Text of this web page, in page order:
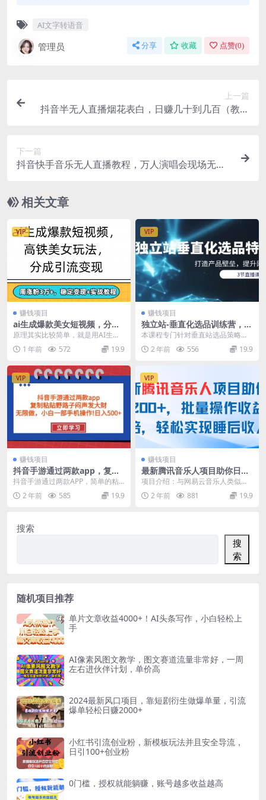
AI文字转语音
管理员 分享 收藏 点赞(0)
上一篇
抖音半无人直播烟花表白，日赚几十到几百（教程
下一篇
抖音快手音乐无人直播教程，万人演唱会现场无人
相关文章
VIP
赚钱项目
ai生成爆款美女短视频，分成
引流变现，周涨粉3W+，稳定
变现+实战教程
原理其实比较简单，就是用AI生成
美女视频然后发布到快手等平台上
面涨粉并变现。任何...
1 年前 572 19.9
VIP
赚钱项目
独立站-垂直化选品训练营，打
造产品壁垒，提升网站利润
（3节直播课）
本课程专门针对垂直站选品策略快
速入门，规避不必要的试错成本。
课程大纲 01垂直...
2 年前 556 19.9
VIP
赚钱项目
抖音手游通过两款app，复制
粘贴野路子闷声发大财，无限
抖音手游通过两款APP，简单的粘
贴复制，小白轻松上手，执行就有
收入 想通过网络项...
2 年前 585 19.9
VIP
赚钱项目
最新腾讯音乐人项目助你日入
200+，批量操作收益翻倍，轻
项目介绍：与网易云音乐人类似，
相比之下，腾讯音乐人的成本更
低，收益更高。通过小号...
2 年前 881 19.9
搜索
搜
索
随机项目推荐
单片文章收益4000+！AI头条写作，小白轻松上
手
AI像素风图文教学，图文赛道流量非常好，一周
左右进伙伴计划，单价高
2024最新风口项目，靠短剧衍生做爆单量，引流
爆单轻松日赚2000+
小红书引流创业粉，新模板玩法并且安全导流，
日引100+创业粉
0门槛，授权就能躺赚，账号越多收益越高